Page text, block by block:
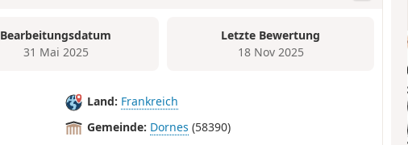
Bearbeitungsdatum
31 Mai 2025
Letzte Bewertung
18 Nov 2025
Land: Frankreich
Gemeinde: Dornes (58390)